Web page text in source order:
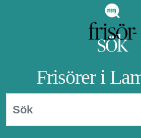
Frisörer i